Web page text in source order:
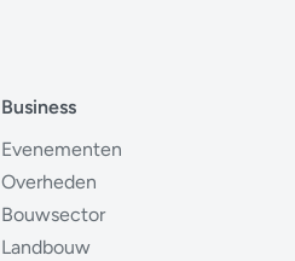
Business
Evenementen
Overheden
Bouwsector
Landbouw